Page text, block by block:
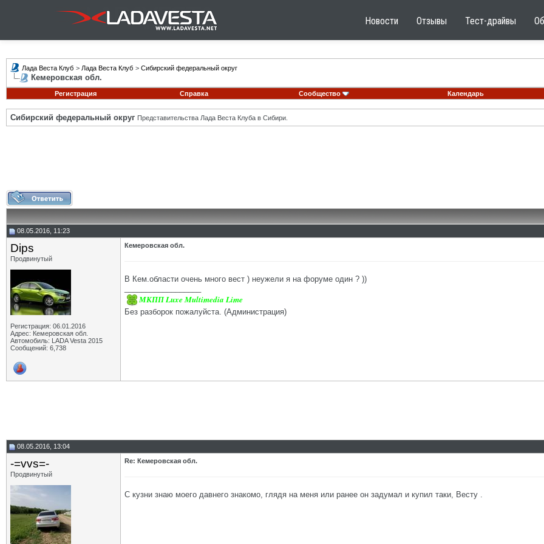
Новости Отзывы Тест-драйвы
Лада Веста Клуб > Лада Веста Клуб > Сибирский федеральный округ
Кемеровская обл.
Регистрация Справка Сообщество Календарь
Сибирский федеральный округ Представительства Лада Веста Клуба в Сибири.
08.05.2016, 11:23
Dips
Продвинутый
Регистрация: 06.01.2016
Адрес: Кемеровская обл.
Автомобиль: LADA Vesta 2015
Сообщений: 6,738
Кемеровская обл.
В Кем.области очень много вест ) неужели я на форуме один ? ))
МКПП Luxe Multimedia Lime
Без разборок пожалуйста. (Администрация)
08.05.2016, 13:04
-=vvs=-
Продвинутый
Re: Кемеровская обл.
С кузни знаю моего давнего знакомо, глядя на меня или ранее он задумал и купил таки, Весту .